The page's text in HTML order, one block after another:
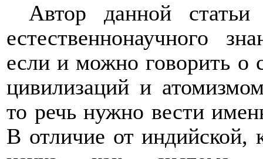
Автор данной статьи
естественнонаучного
если и можно говорить о
цивилизаций и
то речь нужно вести
В отличие от индийской,